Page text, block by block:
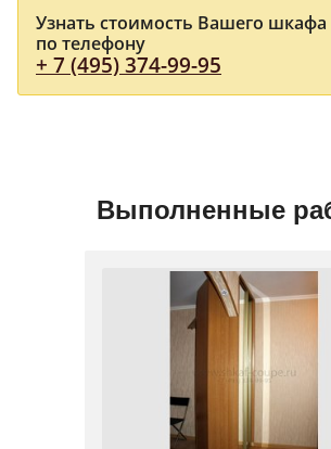
Узнать стоимость Вашего
по телефону
+ 7 (495) 374-99-95
Выполненные